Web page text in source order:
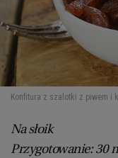
Konfitura z szalotki z piwem i
Na słoik
Przygotowanie: 30